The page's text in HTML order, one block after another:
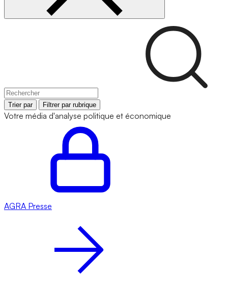
Trier par Filtrer par rubrique
Votre média d'analyse politique et économique
AGRA Presse